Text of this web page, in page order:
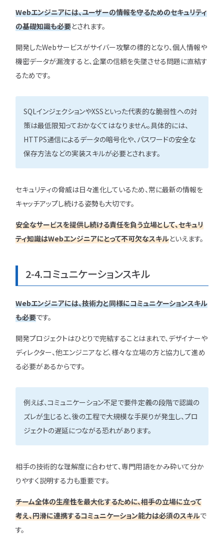
Webエンジニアには、ユーザーの情報を守るためのセキュリティ
の基礎知識も必要とされます。
開発したWebサービスがサイバー攻撃の標的となり、個人情報や
機密データが漏洩すると、企業の信頼を失墜させる問題に直結す
るためです。
SQLインジェクションやXSSといった代表的な脆弱性への対
策は最低限知っておかなくてはなりません。具体的には、
HTTPS通信によるデータの暗号化や、パスワードの安全な
保存方法などの実装スキルが必要とされます。
セキュリティの脅威は日々進化しているため、常に最新の情報を
キャッチアップし続ける姿勢も大切です。
安全なサービスを提供し続ける責任を負う立場として、セキュリ
ティ知識はWebエンジニアにとって不可欠なスキルといえます。
2-4.コミュニケーションスキル
Webエンジニアには、技術力と同様にコミュニケーションスキル
も必要です。
開発プロジェクトはひとりで完結することはまれで、デザイナーや
ディレクター、他エンジニアなど、様々な立場の方と協力して進め
る必要があるからです。
例えば、コミュニケーション不足で要件定義の段階で認識の
ズレが生じると、後の工程で大規模な手戻りが発生し、プロ
ジェクトの遅延につながる恐れがあります。
相手の技術的な理解度に合わせて、専門用語をかみ砕いて分か
りやすく説明する力も重要です。
チーム全体の生産性を最大化するために、相手の立場に立って
考え、円滑に連携するコミュニケーション能力は必須のスキルで
す。